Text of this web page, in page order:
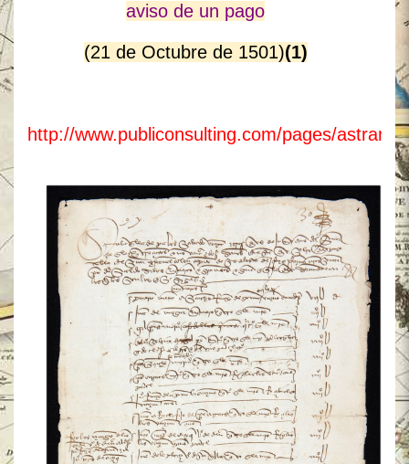
aviso de un pago
(21 de Octubre de 1501)(1)
http://www.publiconsulting.com/pages/